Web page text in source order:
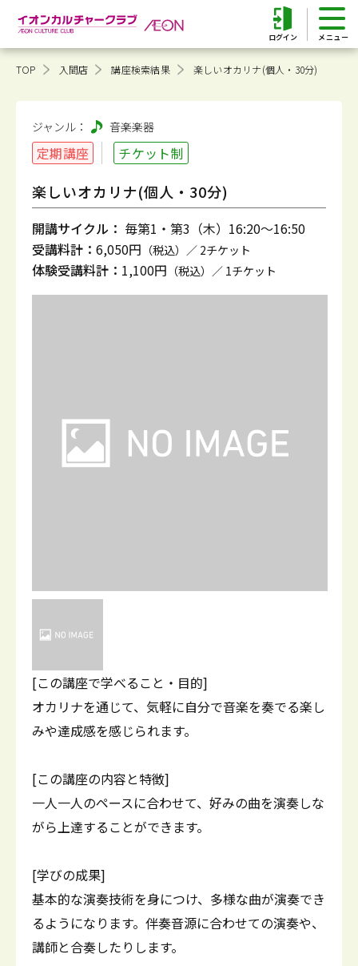
ログイン
TOP 入間店 講座検索結果 楽しいオカリナ(個人・30分)
ジャンル： 音楽楽器
定期講座 チケット制
楽しいオカリナ(個人・30分)
開講サイクル： 毎第1・第3（木）16:20～16:50
受講料計： 6,050円 （税込）／ 2チケット
体験受講料計： 1,100円 （税込）／ 1チケット
[この講座で学べること・目的]
オカリナを通じて、気軽に自分で音楽を奏でる楽し
みや達成感を感じられます。
[この講座の内容と特徴]
一人一人のペースに合わせて、好みの曲を演奏しな
がら上達することができます。
[学びの成果]
基本的な演奏技術を身につけ、多様な曲が演奏でき
るようになります。伴奏音源に合わせての演奏や、
講師と合奏したりします。